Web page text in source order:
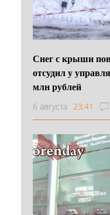
Снег с крыши
отсудил у
млн рублей
6 августа 23:41